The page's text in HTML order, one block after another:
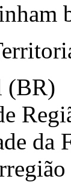
(BR)
da